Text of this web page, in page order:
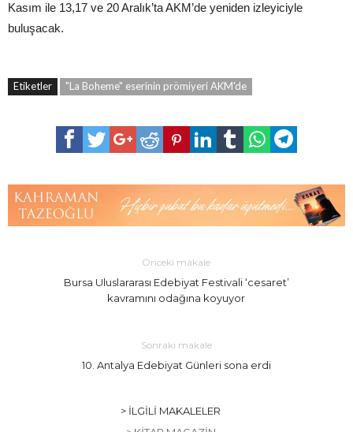
Kasım ile 13,17 ve 20 Aralık’ta AKM’de yeniden izleyiciyle
buluşacak.
Etiketler "La Boheme" eserinin prömiyeri AKM'de
Önceki makale
Bursa Uluslararası Edebiyat Festivali ‘cesaret’
kavramını odağına koyuyor
Sonraki makale
10. Antalya Edebiyat Günleri sona erdi
> İLGILI MAKALELER